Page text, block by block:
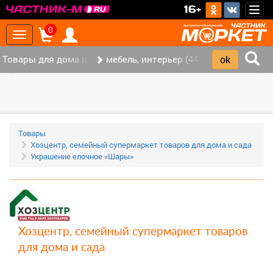
16+
Toggle
navigation
0
Товары для дома и офиса (113)мебель, интерьер (44)
Товары
Хозцентр, семейный супермаркет товаров для дома и сада
Украшение елочное «Шары»
Хозцентр, семейный супермаркет товаров
для дома и сада
‹ ›